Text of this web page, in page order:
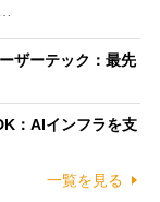
ザーテック：最先
：AIインフラを支
一覧を見る